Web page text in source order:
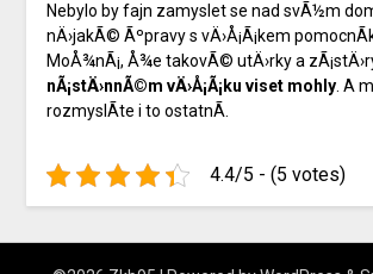
Nebylo by fajn zamyslet se nad svÃ½m
nÄ›jakÃ© Ãºpravy s vÄ›Å¡Ã¡kem
MoÅ¾nÃ¡, Å¾e takovÃ© utÄ›rky a
nÃ¡stÄ›nnÃ©m vÄ›Å¡Ã¡ku viset mohly. A
rozmyslÃ­te i to ostatnÃ­.
4.4/5 - (5 votes)